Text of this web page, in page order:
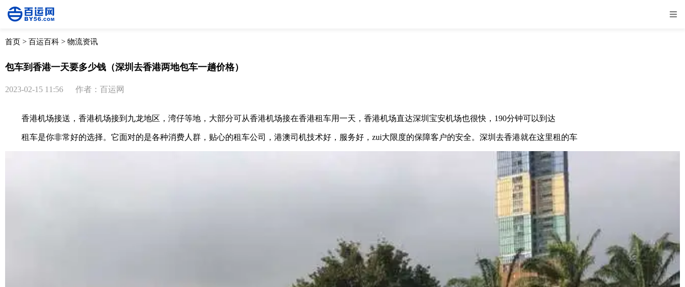
首页 > 百运百科 > 物流资讯
包车到香港一天要多少钱（深圳去香港两地包车一趟价格）
2023-02-15 11:56 作者：百运网
香港机场接送，香港机场接到九龙地区，湾仔等地，大部分可从香港机场接在香港租车用一天，香港机场直达深圳宝安机场也很快，190分钟可以到达
租车是你非常好的选择。它面对的是各种消费人群，贴心的租车公司，港澳司机技术好，服务好，zui大限度的保障客户的安全。深圳去香港就在这里租的车